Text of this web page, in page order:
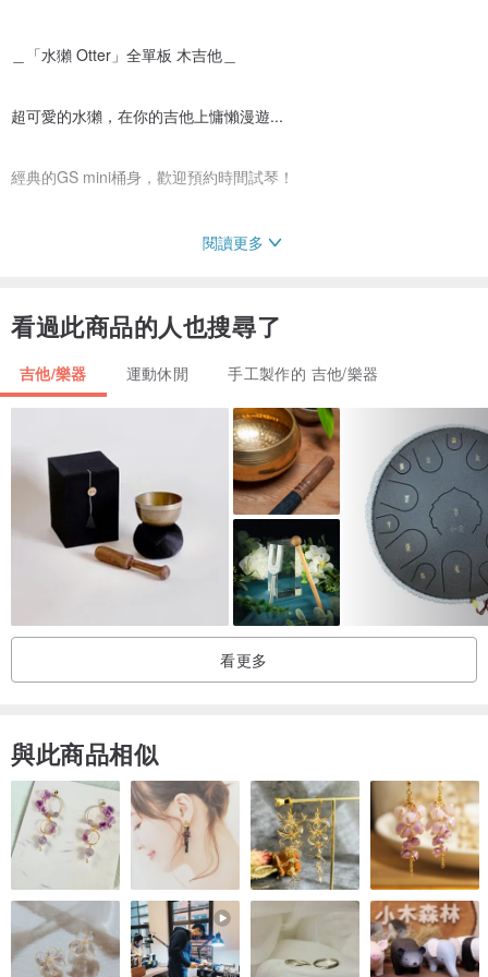
＿「水獺 Otter」全單板 木吉他＿
超可愛的水獺，在你的吉他上慵懶漫遊...
經典的GS mini桶身，歡迎預約時間試琴！
Boby：GS-MINI Scale: 597mm
TOP：Soild Spruce
B&S:Soild Mahagany
Neck：Okoume
琴頸到琴身：Glossy
指板：Oxide Bubinga
琴橋：Rosewood
琴體包邊： Black wood
音孔鑲嵌：Abalone、Wood
閱讀更多
看過此商品的人也搜尋了
吉他/樂器 運動休閒 手工製作的 吉他/樂器
看更多
與此商品相似